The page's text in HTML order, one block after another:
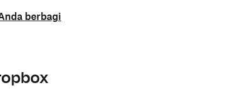
berbagi